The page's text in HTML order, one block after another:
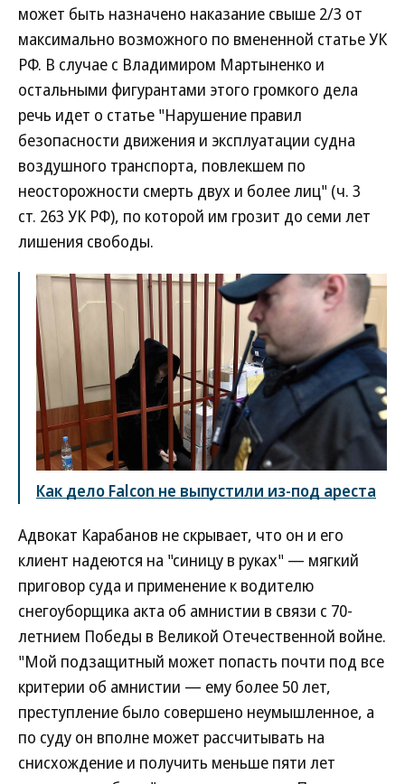
может быть назначено наказание свыше 2/3 от
максимально возможного по вмененной статье УК
РФ. В случае с Владимиром Мартыненко и
остальными фигурантами этого громкого дела
речь идет о статье "Нарушение правил
безопасности движения и эксплуатации судна
воздушного транспорта, повлекшем по
неосторожности смерть двух и более лиц" (ч. 3
ст. 263 УК РФ), по которой им грозит до семи лет
лишения свободы.
Как дело Falcon не выпустили из-под ареста
Адвокат Карабанов не скрывает, что он и его
клиент надеются на "синицу в руках" — мягкий
приговор суда и применение к водителю
снегоуборщика акта об амнистии в связи с 70-
летнием Победы в Великой Отечественной войне.
"Мой подзащитный может попасть почти под все
критерии об амнистии — ему более 50 лет,
преступление было совершено неумышленное, а
по суду он вполне может рассчитывать на
снисхождение и получить меньше пяти лет